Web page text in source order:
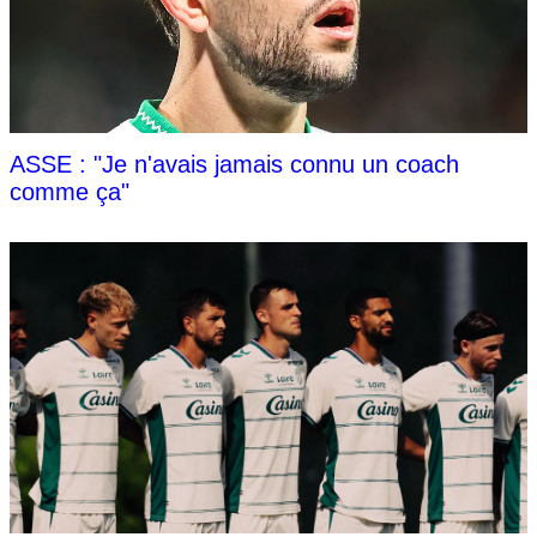
ASSE : "Je n'avais jamais connu un coach
comme ça"